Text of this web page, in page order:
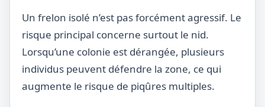
Un frelon isolé n’est pas forcément agressif. Le
risque principal concerne surtout le nid.
Lorsqu’une colonie est dérangée, plusieurs
individus peuvent défendre la zone, ce qui
augmente le risque de piqûres multiples.